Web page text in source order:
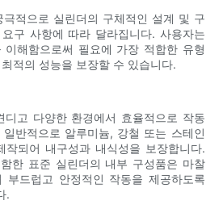
적으로 실린더의 구체적인 설계 및 구
구 사항에 따라 달라집니다. 사용자는
이해함으로써 필요에 가장 적합한 유형
적의 성능을 보장할 수 있습니다.
디고 다양한 환경에서 효율적으로 작동
반적으로 알루미늄, 강철 또는 스테인
작되어 내구성과 내식성을 보장합니다.
한 표준 실린더의 내부 구성품은 마찰
부드럽고 안정적인 작동을 제공하도록
.